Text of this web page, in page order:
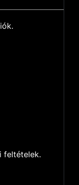
feltételek.